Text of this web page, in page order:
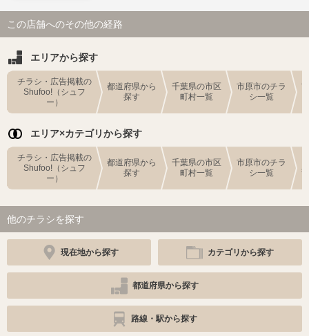
この店舗へのその他の経路
エリアから探す
チラシ・広告掲載の
Shufoo!（シュフ
ー）
都道府県から
探す
千葉県の市区
町村一覧
市原市のチラ
シ一覧
エリア×カテゴリから探す
チラシ・広告掲載の
Shufoo!（シュフ
ー）
都道府県から
探す
千葉県の市区
町村一覧
市原市のチラ
シ一覧
他のチラシを探す
現在地から探す カテゴリから探す
都道府県から探す
路線・駅から探す